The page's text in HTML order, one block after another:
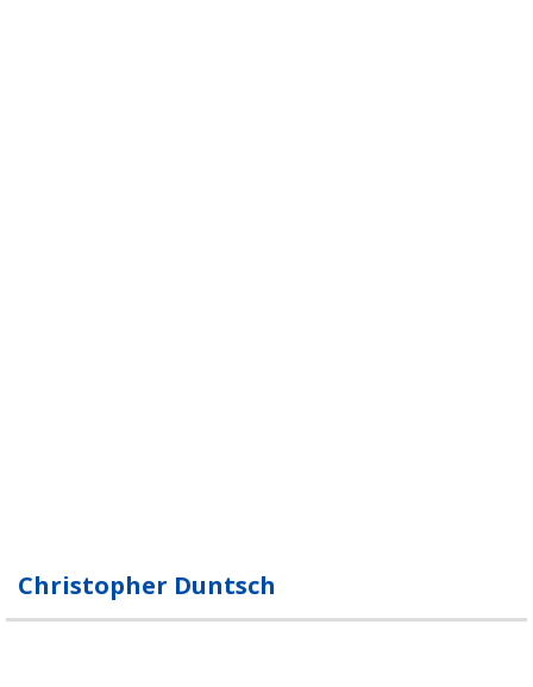
Christopher Duntsch